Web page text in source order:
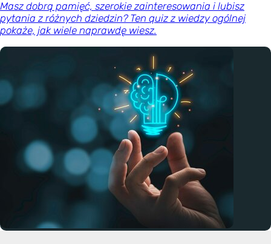
Masz dobrą pamięć, szerokie zainteresowania i lubisz
pytania z różnych dziedzin? Ten quiz z wiedzy ogólnej
pokaże, jak wiele naprawdę wiesz.